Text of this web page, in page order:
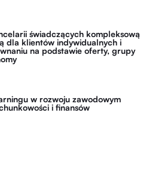
świadczących kompleksową
dla klientów indywidualnych i
na podstawie oferty, grupy
w rozwoju zawodowym
i finansów